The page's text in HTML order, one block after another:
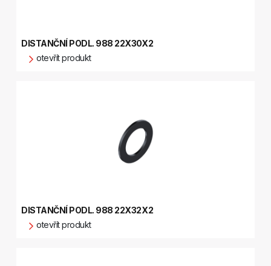
DISTANČNÍ PODL. 988 22X30X2
otevřít produkt
DISTANČNÍ PODL. 988 22X32X2
otevřít produkt